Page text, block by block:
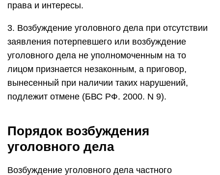
права и интересы.
3. Возбуждение уголовного дела при отсутствии
заявления потерпевшего или возбуждение
уголовного дела не уполномоченным на то
лицом признается незаконным, а приговор,
вынесенный при наличии таких нарушений,
подлежит отмене (БВС РФ. 2000. N 9).
Порядок возбуждения
уголовного дела
Возбуждение уголовного дела частного